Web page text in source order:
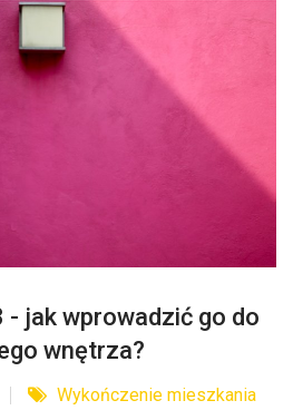
- jak wprowadzić go do
wnętrza?
Wykończenie mieszkania